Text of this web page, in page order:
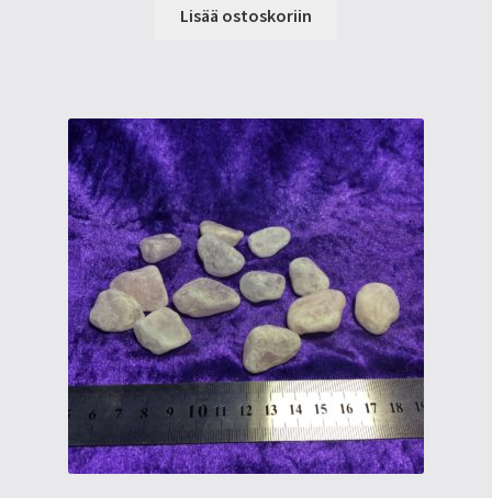
Lisää ostoskoriin